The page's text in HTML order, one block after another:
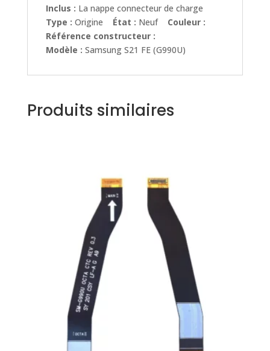
Inclus : La nappe connecteur de charge
Type : Origine État : Neuf Couleur :
Référence constructeur :
Modèle : Samsung S21 FE (G990U)
Produits similaires